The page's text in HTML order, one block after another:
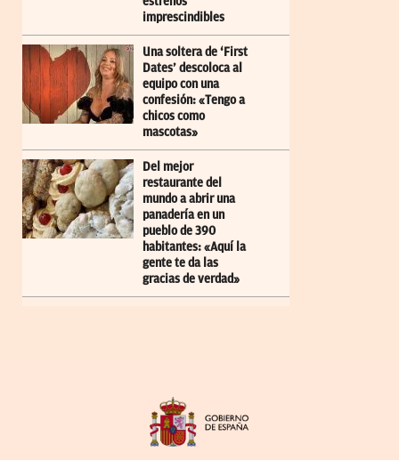
imprescindibles
Una soltera de ‘First
Dates’ descoloca al
equipo con una
confesión: «Tengo a
chicos como
mascotas»
Del mejor
restaurante del
mundo a abrir una
panadería en un
pueblo de 390
habitantes: «Aquí la
gente te da las
gracias de verdad»